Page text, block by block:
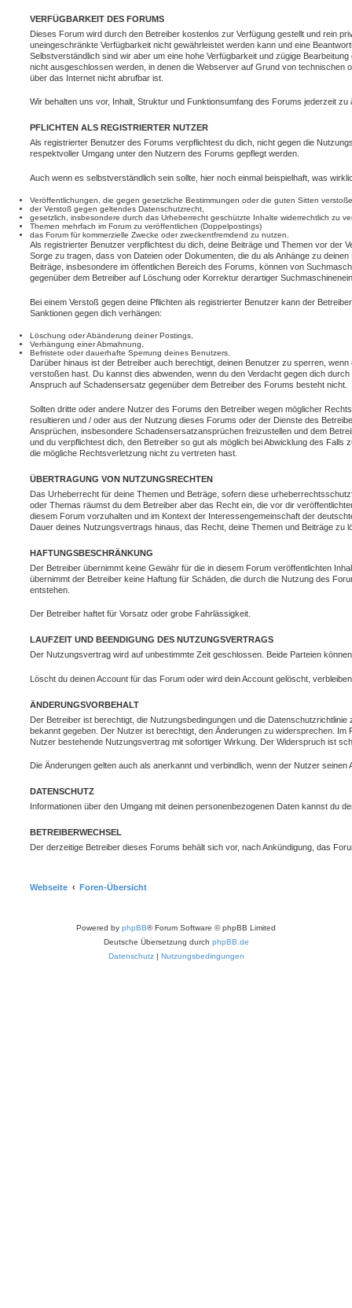
VERFÜGBARKEIT DES FORUMS
Dieses Forum wird durch den Betreiber kostenlos zur Verfügung gestellt und rein
uneingeschränkte Verfügbarkeit nicht gewährleistet werden kann und eine
Selbstverständlich sind wir aber um eine hohe Verfügbarkeit und zügige
nicht ausgeschlossen werden, in denen die Webserver auf Grund von technischen
über das Internet nicht abrufbar ist.
Wir behalten uns vor, Inhalt, Struktur und Funktionsumfang des Forums jederzeit zu
PFLICHTEN ALS REGISTRIERTER NUTZER
Als registrierter Benutzer des Forums verpflichtest du dich, nicht gegen die
respektvoller Umgang unter den Nutzern des Forums gepflegt werden.
Auch wenn es selbstverständlich sein sollte, hier noch einmal beispielhaft, was
Veröffentlichungen, die gegen gesetzliche Bestimmungen oder die guten Sitten
der Verstoß gegen geltendes Datenschutzrecht,
gesetzlich, insbesondere durch das Urheberrecht geschützte Inhalte widerrechtlich zu
Themen mehrfach im Forum zu veröffentlichen (Doppelpostings)
das Forum für kommerzielle Zwecke oder zweckentfremdend zu nutzen.
Als registrierter Benutzer verpflichtest du dich, deine Beiträge und Themen vor der
Sorge zu tragen, dass von Dateien oder Dokumenten, die du als Anhänge zu
Beiträge, insbesondere im öffentlichen Bereich des Forums, können von
gegenüber dem Betreiber auf Löschung oder Korrektur derartiger
Bei einem Verstoß gegen deine Pflichten als registrierter Benutzer kann der
Sanktionen gegen dich verhängen:
Löschung oder Abänderung deiner Postings,
Verhängung einer Abmahnung,
Befristete oder dauerhafte Sperrung deines Benutzers.
Darüber hinaus ist der Betreiber auch berechtigt, deinen Benutzer zu sperren,
verstoßen hast. Du kannst dies abwenden, wenn du den Verdacht gegen dich
Anspruch auf Schadensersatz gegenüber dem Betreiber des Forums besteht nicht.
Sollten dritte oder andere Nutzer des Forums den Betreiber wegen möglicher
resultieren und / oder aus der Nutzung dieses Forums oder der Dienste des
Ansprüchen, insbesondere Schadensersatzansprüchen freizustellen und dem
und du verpflichtest dich, den Betreiber so gut als möglich bei Abwicklung des
die mögliche Rechtsverletzung nicht zu vertreten hast.
ÜBERTRAGUNG VON NUTZUNGSRECHTEN
Das Urheberrecht für deine Themen und Beträge, sofern diese
oder Themas räumst du dem Betreiber aber das Recht ein, die vor dir
diesem Forum vorzuhalten und im Kontext der Interessengemeinschaft der
Dauer deines Nutzungsvertrags hinaus, das Recht, deine Themen und Beiträge
HAFTUNGSBESCHRÄNKUNG
Der Betreiber übernimmt keine Gewähr für die in diesem Forum veröffentlichten
übernimmt der Betreiber keine Haftung für Schäden, die durch die Nutzung des
entstehen.
Der Betreiber haftet für Vorsatz oder grobe Fahrlässigkeit.
LAUFZEIT UND BEENDIGUNG DES NUTZUNGSVERTRAGS
Der Nutzungsvertrag wird auf unbestimmte Zeit geschlossen. Beide Parteien
Löscht du deinen Account für das Forum oder wird dein Account gelöscht,
ÄNDERUNGSVORBEHALT
Der Betreiber ist berechtigt, die Nutzungsbedingungen und die
bekannt gegeben. Der Nutzer ist berechtigt, den Änderungen zu widersprechen.
Nutzer bestehende Nutzungsvertrag mit sofortiger Wirkung. Der Widerspruch ist
Die Änderungen gelten auch als anerkannt und verbindlich, wenn der Nutzer
DATENSCHUTZ
Informationen über den Umgang mit deinen personenbezogenen Daten kannst du
BETREIBERWECHSEL
Der derzeitige Betreiber dieses Forums behält sich vor, nach Ankündigung, das
Webseite Foren-Übersicht
Powered by phpBB® Forum Software © phpBB Limited
Deutsche Übersetzung durch phpBB.de
Datenschutz| Nutzungsbedingungen